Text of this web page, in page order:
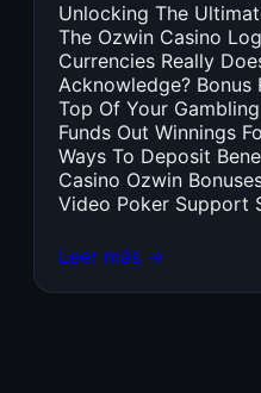
Unlocking The
The Ozwin Casino
Currencies Really
Acknowledge? Bonus
Top Of Your
Funds Out Winnings
Ways To Deposit
Casino Ozwin
Video Poker Support
Leer más →